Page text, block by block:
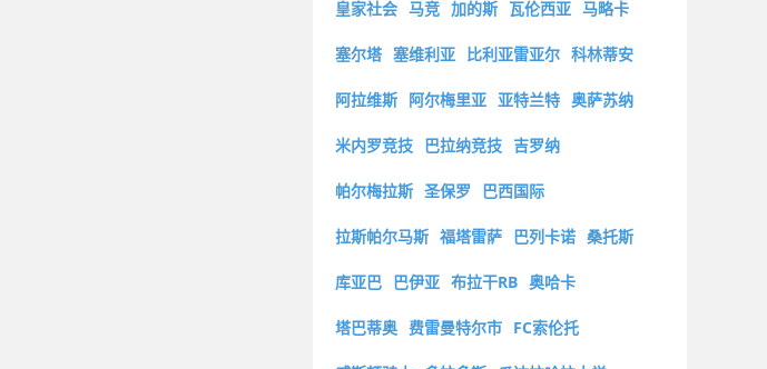
皇家社会 马竞 加的斯 瓦伦西亚 马略卡
塞尔塔 塞维利亚 比利亚雷亚尔 科林蒂安
阿拉维斯 阿尔梅里亚 亚特兰特 奥萨苏纳
米内罗竞技 巴拉纳竞技 吉罗纳
帕尔梅拉斯 圣保罗 巴西国际
拉斯帕尔马斯 福塔雷萨 巴列卡诺 桑托斯
库亚巴 巴伊亚 布拉干RB 奥哈卡
塔巴蒂奥 费雷曼特尔市 FC索伦托